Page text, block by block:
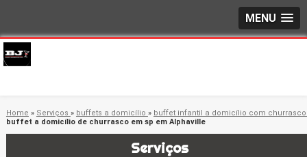
MENU
Home » Serviços » buffets a domicílio » buffet infantil a domicílio com
buffet a domicílio de churrasco em sp em Alphaville
Serviços